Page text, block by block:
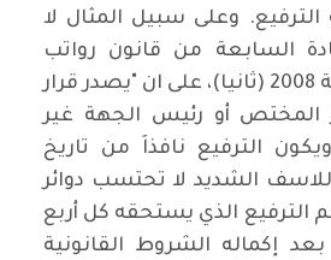
وعلى سبيل المثال لا
السابعة من قانون رواتب
الدولة رقم 22 لسنة 2008 (ثانيا)، على ان "يصدر قرار
المختص أو رئيس الجهة غير
ويكون الترفيع نافذاَ من تاريخ
الشديد لا تحتسب دوائر
الترفيع الذي يستحقه كل أربع
إكماله الشروط القانونية